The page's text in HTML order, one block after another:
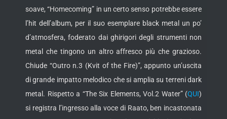
soave, “Homecoming” in un certo senso potrebbe essere
l’hit dell’album, per il suo esemplare black metal un po’
d’atmosfera, foderato dai ghirigori degli strumenti non
metal che tingono un altro affresco più che grazioso.
Chiude “Outro n.3 (Kvit of the Fire)”, appunto un’uscita
di grande impatto melodico che si amplia su terreni dark
metal. Rispetto a “The Six Elements, Vol.2 Water” (QUI)
si registra l’ingresso alla voce di Raato, ben incastonata